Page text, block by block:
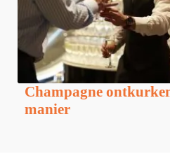
Champagne
manier